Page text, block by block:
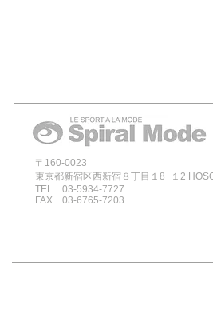
〒160-0023
東京都新宿区西新宿８丁目１8−１2
TEL 03-5934-7727
FAX 03-6765-7203